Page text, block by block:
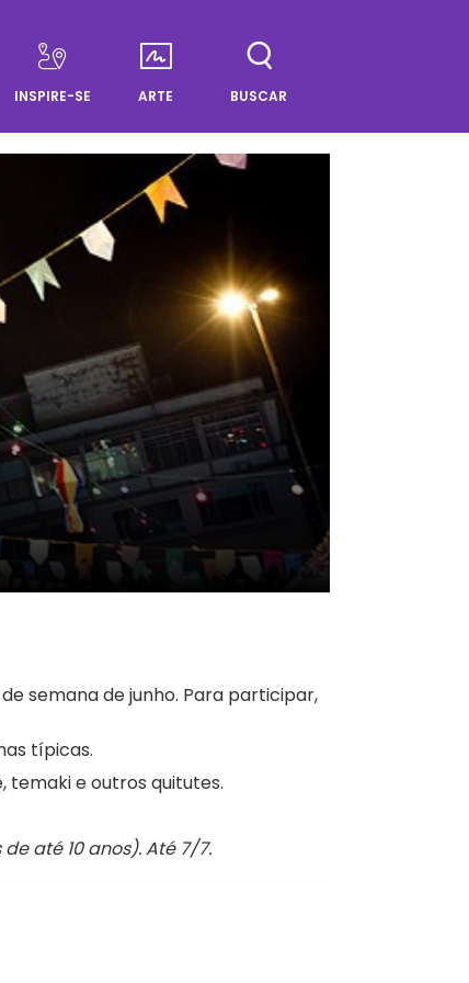
INSPIRE-SE ARTE BUSCAR
semana de junho. Para participar,
típicas.
temaki e outros quitutes.
até 10 anos). Até 7/7.